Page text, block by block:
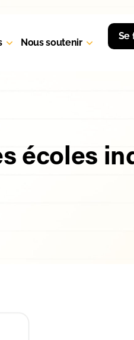
Nous soutenir
Se
écoles